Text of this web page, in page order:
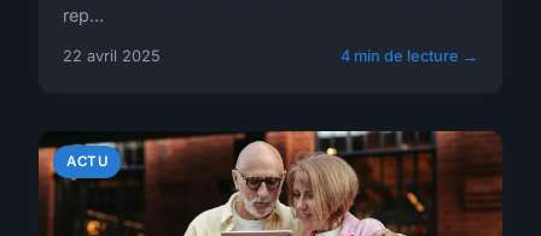
rep...
22 avril 2025 4 min de lecture →
ACTU